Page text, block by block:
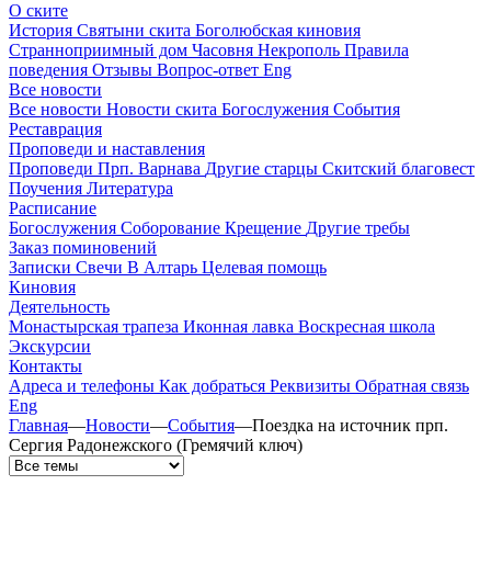
О ските
История Святыни скита Боголюбская киновия
Странноприимный дом Часовня Некрополь Правила
поведения Отзывы Вопрос-ответ Eng
Все новости
Все новости Новости скита Богослужения События
Реставрация
Проповеди и наставления
Проповеди Прп. Варнава Другие старцы Скитский благовест
Поучения Литература
Расписание
Богослужения Соборование Крещение Другие требы
Заказ поминовений
Записки Свечи В Алтарь Целевая помощь
Киновия
Деятельность
Монастырская трапеза Иконная лавка Воскресная школа
Экскурсии
Контакты
Адреса и телефоны Как добраться Реквизиты Обратная связь
Eng
Главная—Новости—События—Поездка на источник прп.
Сергия Радонежского (Гремячий ключ)